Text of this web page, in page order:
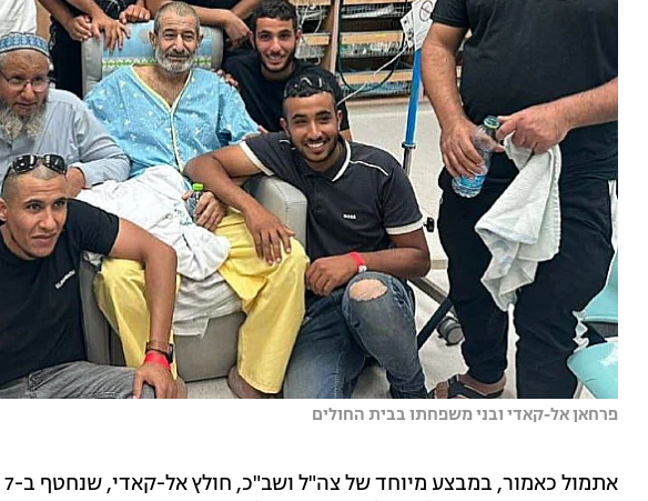
פרחאן אל-קאדי ובני משפחתו בבית החולים